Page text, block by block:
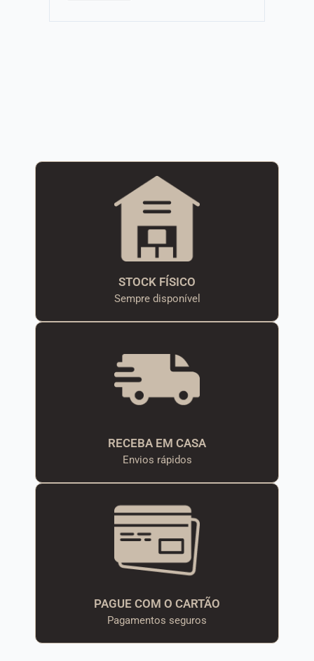
STOCK FÍSICO
Sempre disponível
RECEBA EM CASA
Envios rápidos
PAGUE COM O CARTÃO
Pagamentos seguros